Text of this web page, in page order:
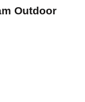
Outdoor